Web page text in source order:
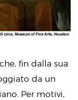
fin dalla sua
da un
Per motivi,